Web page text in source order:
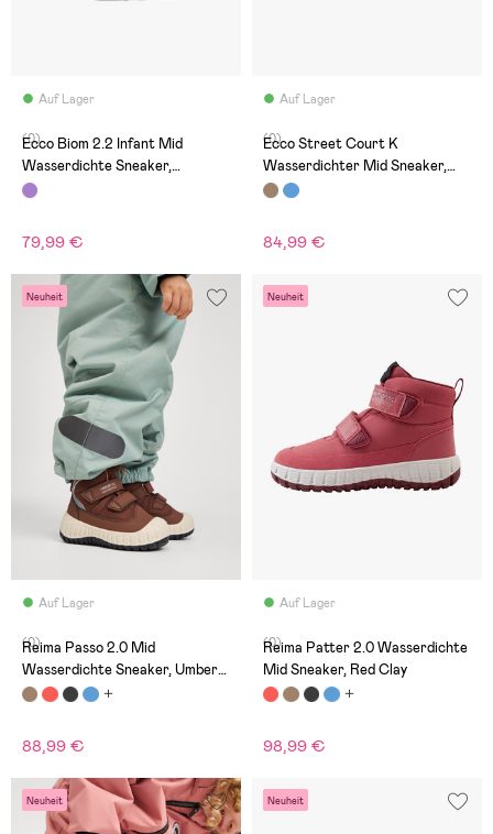
Auf Lager
(0)
Ecco Biom 2.2 Infant Mid
Wasserdichte Sneaker,
Mauve/Night Shade Barolo
79,99 €
Auf Lager
(0)
Ecco Street Court K
Wasserdichter Mid Sneaker,
Black/Camel
84,99 €
Neuheit
Auf Lager
(0)
Reima Passo 2.0 Mid
Wasserdichte Sneaker, Umber
Brown
88,99 €
Neuheit
Auf Lager
(0)
Reima Patter 2.0 Wasserdichte
Mid Sneaker, Red Clay
98,99 €
Neuheit Neuheit